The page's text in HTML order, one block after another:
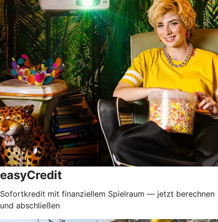
easyCredit
Sofortkredit mit finanziellem Spielraum — jetzt berechnen
und abschließen